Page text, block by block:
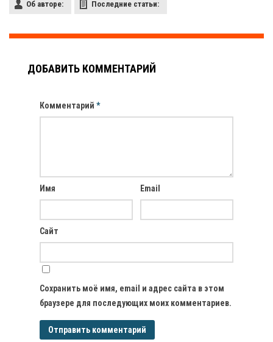
Об авторе: Последние статьи:
ДОБАВИТЬ КОММЕНТАРИЙ
Комментарий *
Имя Email
Сайт
Сохранить моё имя, email и адрес сайта в этом
браузере для последующих моих комментариев.